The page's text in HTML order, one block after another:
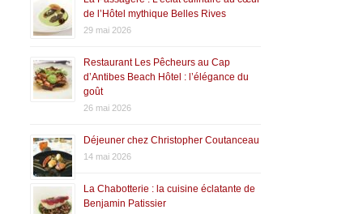
de l’Hôtel mythique Belles Rives
29 mai 2026
Restaurant Les Pêcheurs au Cap
d’Antibes Beach Hôtel : l’élégance du
goût
26 mai 2026
Déjeuner chez Christopher Coutanceau
14 mai 2026
La Chabotterie : la cuisine éclatante de
Benjamin Patissier